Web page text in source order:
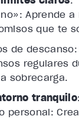
Aprende a
que te
de descanso:
regulares
sobrecarga.
tranquilo:
personal: